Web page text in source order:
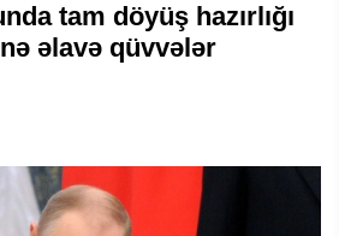
tam döyüş hazırlığı
əlavə qüvvələr